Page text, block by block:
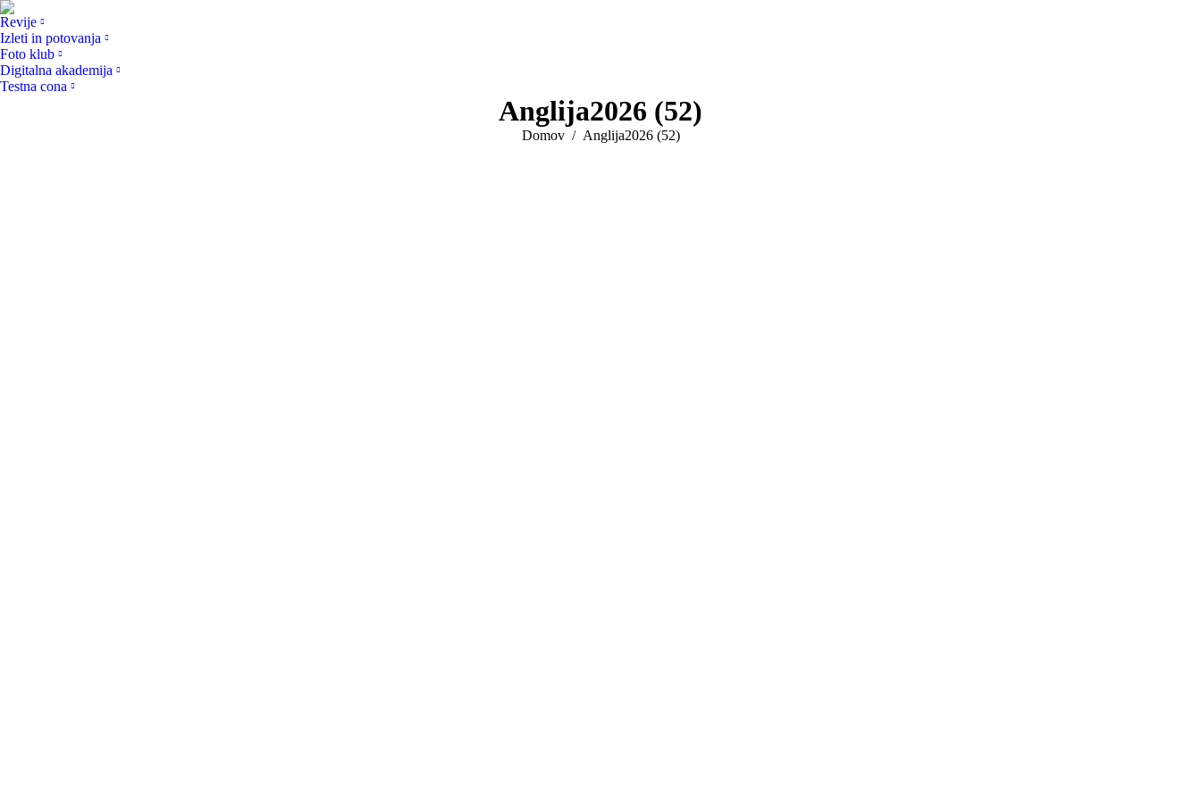
Revije
Izleti in potovanja
Foto klub
Digitalna akademija
Testna cona
Anglija2026 (52)
You are here:
Domov Anglija2026 (52)